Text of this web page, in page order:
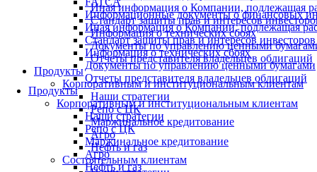
Информационные документы о финансовых
Иная информация о Компании, подлежащая
Стандарт защиты прав и интересов инвесторов
Информация о технических сбоях
Документы по управлению ценными бумагами
Отчеты представителя владельцев облигаций
Продукты
Корпоративным и институциональным клиентам
Наши стратегии
Репо с ЦК
Маржинальное кредитование
Агро
Нефть и газ
Иная информация о Компании, подлежащая
Стандарт защиты прав и интересов
Информация о технических сбоях
Документы по управлению ценными
Отчеты представителя владельцев облигаций
Продукты
Корпоративным и институциональным клиентам
Наши стратегии
Репо с ЦК
Маржинальное кредитование
Агро
Нефть и газ
Состоятельным клиентам